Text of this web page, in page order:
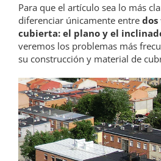
Para que el artículo sea lo más
diferenciar únicamente entre
cubierta: el plano y el
veremos los problemas más
su construcción y material de